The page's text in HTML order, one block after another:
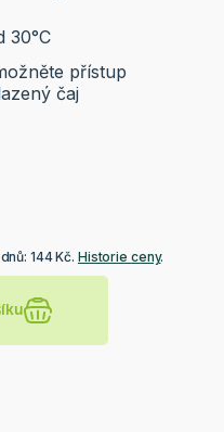
30°C
přístup
čaj
144 Kč. Historie ceny.